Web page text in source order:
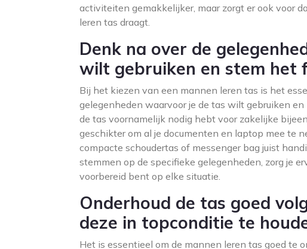
activiteiten gemakkelijker, maar zorgt er ook voor
leren tas draagt.
Denk na over de
wilt gebruiken en stem het
Bij het kiezen van een mannen leren tas is het
gelegenheden waarvoor je de tas wilt gebruiken
de tas voornamelijk nodig hebt voor zakelijke
geschikter om al je documenten en laptop mee te
compacte schoudertas of messenger bag juist
stemmen op de specifieke gelegenheden, zorg je
voorbereid bent op elke situatie.
Onderhoud de tas goed
deze in topconditie te
Het is essentieel om de mannen leren tas goed te